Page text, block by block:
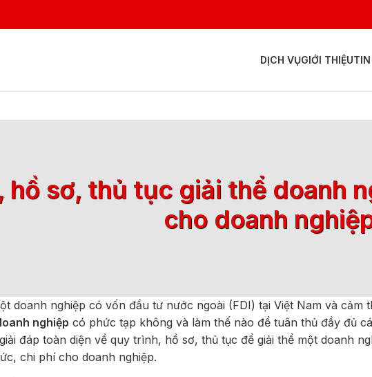
DỊCH VỤGIỚI THIỆU
hồ sơ, thủ tục giải thể doanh
cho doanh
doanh nghiệp có vốn đầu tư nước ngoài (FDI) tại Việt Nam và
nghiệp có phức tạp không và làm thế nào để tuân thủ đầy đủ
đáp toàn diện về quy trình, hồ sơ, thủ tục để giải thể một doanh
chi phí cho doanh nghiệp.